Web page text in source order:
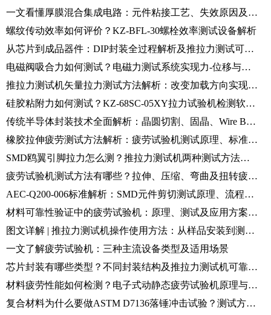
一文看懂厚膜混合集成电路：元件粘接工艺、失效原因及剪切力测试方法
螺纹传动效率如何评价？KZ-BFL-30螺栓效率测试设备解析
从芯片到成品器件：DIP封装全过程解析及推拉力测试可靠性验证
电磁阀吸合力如何测试？电磁力测试系统实现力-位移与驱动参数同步分析
推拉力测试机矢量拉力测试方法解析：改变加载方向实现精准失效分析
硅胶粘附力如何测试？KZ-68SC-05XY拉力试验机检测软材料接触粘附性能
传统半导体封装技术全面解析：晶圆切割、固晶、Wire Bond及推拉力可靠性测试
橡胶拉伸疲劳测试方法解析：疲劳试验机测试原理、标准及步骤介绍
SMD鸥翼引脚拉力怎么测？推拉力测试机两种测试方法对比
疲劳试验机测试方法有哪些？拉伸、压缩、弯曲及扭转疲劳测试解析
AEC-Q200-006标准解析：SMD元件剪切测试原理、流程及推拉力测试机应用
材料可靠性验证中的疲劳试验机：原理、测试及应用方案介绍
图文详解 | 推拉力测试机操作使用方法：从样品安装到测试结果分析完整流程
一文了解疲劳试验机：三种主流设备类型及适用场景
芯片封装有哪些类型？不同封装结构及推拉力测试机可靠性检测方法解析
材料疲劳性能如何检测？电子式动静态疲劳试验机原理与应用解析
复合材料为什么要做ASTM D7136落锤冲击试验？测试方法与标准要求解析